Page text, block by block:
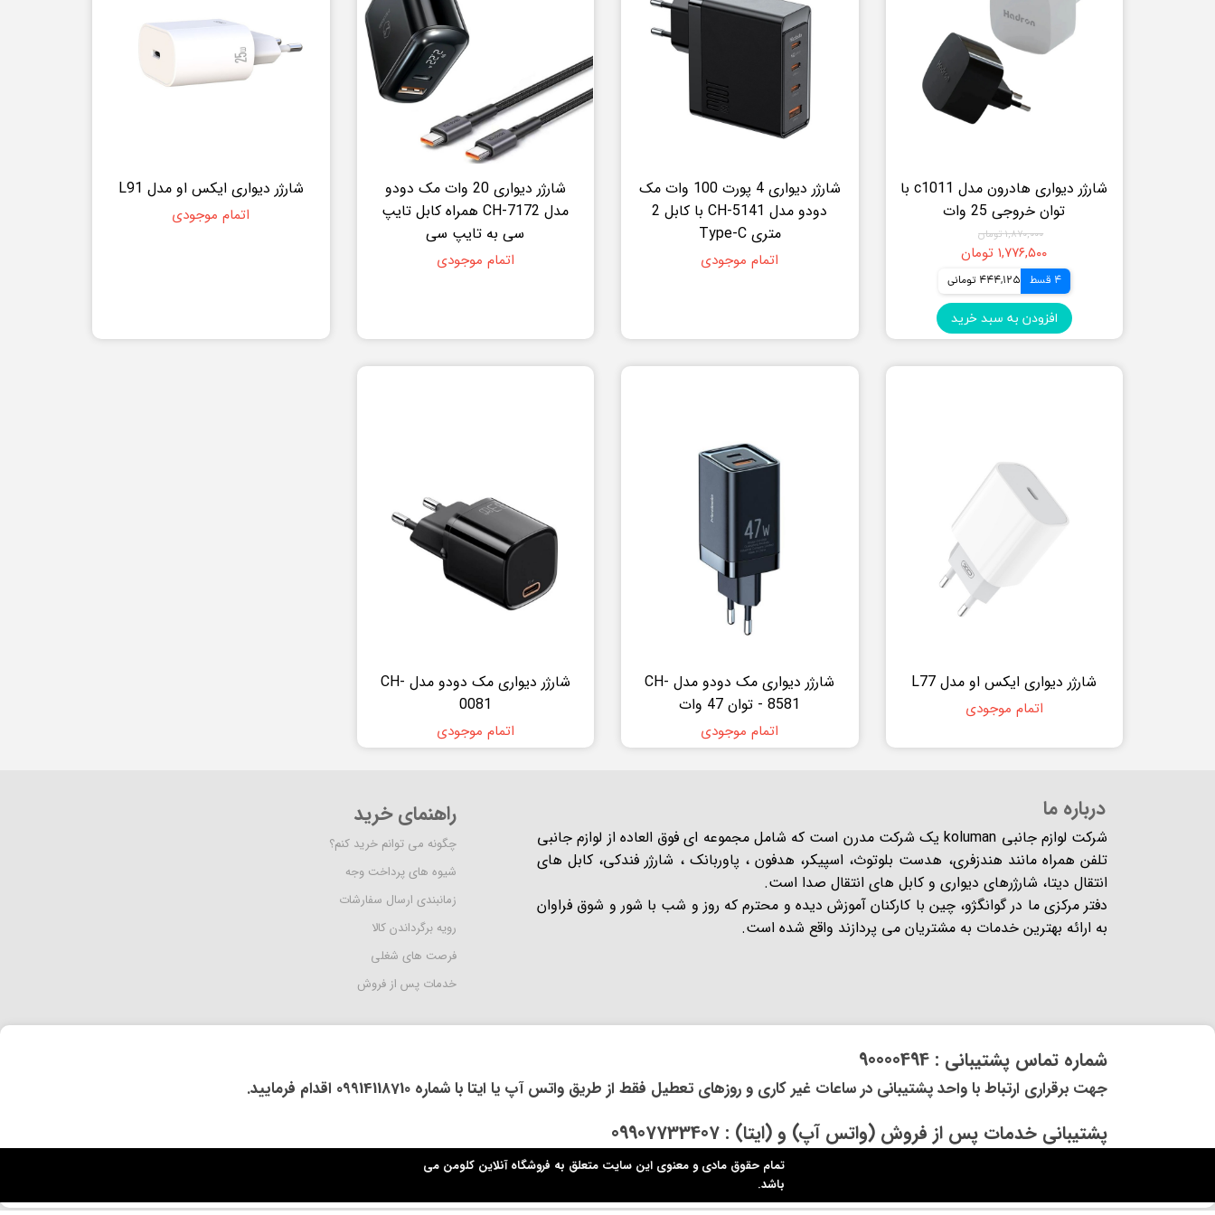
شارژر دیواری هادرون مدل c1011 با
توان خروجی 25 وات
۱,۸۷۰,۰۰۰ تومان
۱,۷۷۶,۵۰۰ تومان
4 قسط 444,125 تومانی
افزودن به سبد خرید
شارژر دیواری 4 پورت 100 وات مک
دودو مدل CH-5141 با کابل 2
متری Type-C
اتمام موجودی
شارژر دیواری 20 وات مک دودو
مدل CH-7172 همراه کابل تایپ
سی به تایپ سی
اتمام موجودی
شارژر دیواری ایکس او مدل L91
اتمام موجودی
شارژر دیواری ایکس او مدل L77
اتمام موجودی
شارژر دیواری مک دودو مدل CH-
8581 - توان 47 وات
اتمام موجودی
شارژر دیواری مک دودو مدل CH-
0081
اتمام موجودی
درباره ما
شرکت لوازم جانبی koluman یک شرکت مدرن است که شامل مجموعه ای فوق العاده از لوازم جانبی
تلفن همراه مانند هندزفری، هدست بلوتوث، اسپیکر، هدفون ، پاوربانک ، شارژر فندکی، کابل های
انتقال دیتا، شارژرهای دیواری و کابل های انتقال صدا است.
دفتر مرکزی ما در گوانگژو، چین با کارکنان آموزش دیده و محترم که روز و شب با شور و شوق فراوان
به ارائه بهترین خدمات به مشتریان می پردازند واقع شده است​​​​​​​.
راهنمای خرید
چگونه می توانم خرید کنم؟
شیوه های پرداخت وجه
زمانبندی ارسال سفارشات
رویه برگرداندن کالا
فرصت های شغلی
خدمات پس از فروش
​شماره تماس پشتیبانی : 90000494
​​جهت برقراری ارتباط با واحد پشتیبانی در ساعات غیر کاری و روزهای تعطیل فقط از طریق واتس آپ یا ایتا با شماره 09914118710 اقدام فرمایید.
​پشتیبانی خدمات پس از فروش (واتس آپ) و (ایتا) : 09907733407
تمام حقوق مادی و معنوی این سایت متعلق به فروشگاه آنلاین کلومن می
باشد.​​​​​​​